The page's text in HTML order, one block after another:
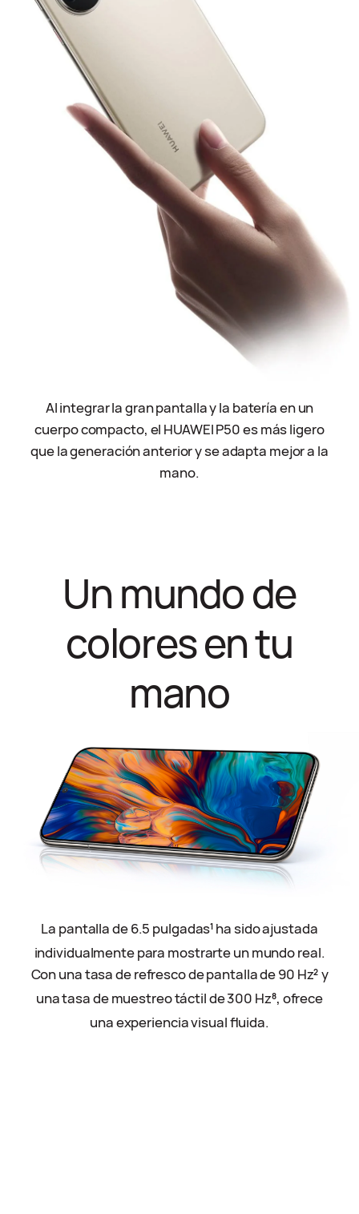
Al integrar la gran pantalla y la batería en un
cuerpo compacto, el HUAWEI P50 es más ligero
que la generación anterior y se adapta mejor a la
mano.
Un mundo de
colores en tu
mano
La pantalla de 6.5 pulgadas1 ha sido ajustada
individualmente para mostrarte un mundo real.
Con una tasa de refresco de pantalla de 90 Hz2 y
una tasa de muestreo táctil de 300 Hz8, ofrece
una experiencia visual fluida.